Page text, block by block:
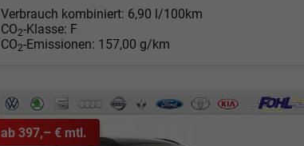
Verbrauch kombiniert: 6,90 l/100km
CO2-Klasse: F
CO2-Emissionen: 157,00 g/km
ab 397,– € mtl.